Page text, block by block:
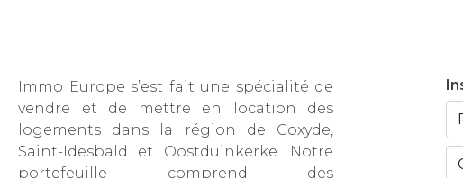
Immo Europe s’est fait une spécialité de
vendre et de mettre en location des
logements dans la région de Coxyde,
Saint-Idesbald et Oostduinkerke. Notre
portefeuille comprend des